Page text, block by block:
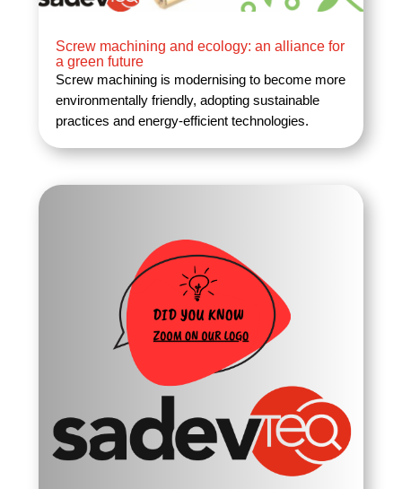
Screw machining and ecology: an alliance for
a green future
Screw machining is modernising to become more
environmentally friendly, adopting sustainable
practices and energy-efficient technologies.